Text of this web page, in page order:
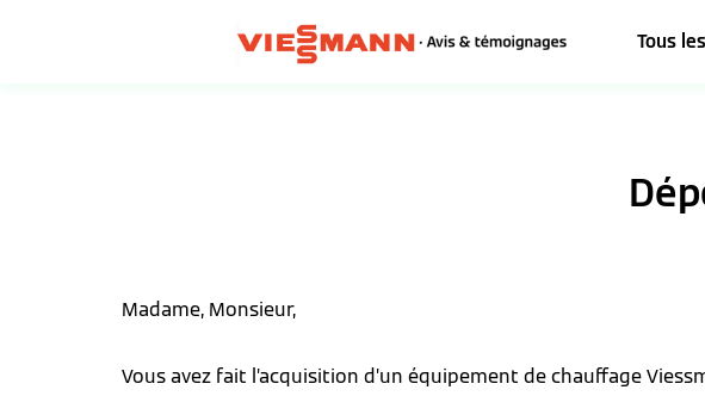
Tous
Madame, Monsieur,
Vous avez fait l’acquisition d’un équipement de chauffage